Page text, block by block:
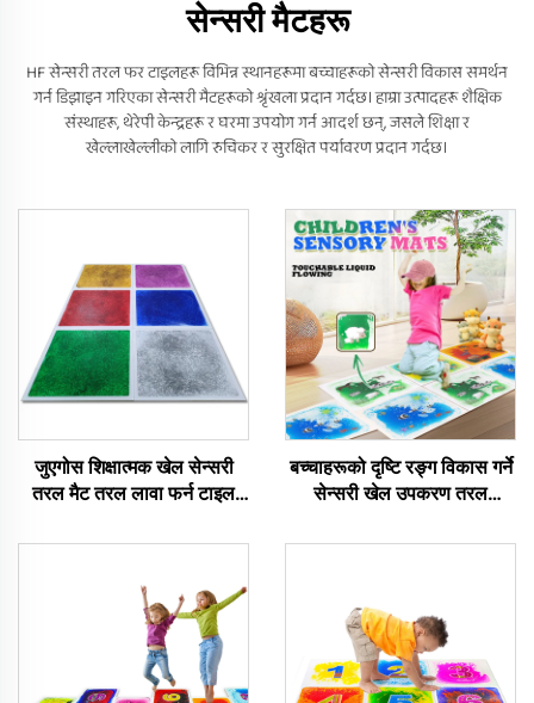
सेन्सरी मैटहरू
HF सेन्सरी तरल फर टाइलहरू विभिन्न स्थानहरूमा बच्चाहरूको सेन्सरी विकास समर्थन
गर्न डिझाइन गरिएका सेन्सरी मैटहरूको श्रृंखला प्रदान गर्दछ। हाम्रा उत्पादहरू शैक्षिक
संस्थाहरू, थेरेपी केन्द्रहरू र घरमा उपयोग गर्न आदर्श छन्, जसले शिक्षा र
खेल्लाखेल्लीको लागि रुचिकर र सुरक्षित पर्यावरण प्रदान गर्दछ।
जुएगोस शिक्षात्मक खेल सेन्सरी
तरल मैट तरल लावा फर्न टाइल
बच्चाहरूको दृष्टि रङ्ग विकास गर्ने
सेन्सरी खेल उपकरण तरल
सेन्सरी मैटहरू